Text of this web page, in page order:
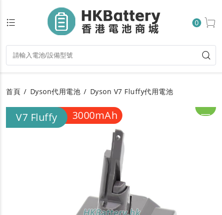
0
首頁 Dyson代用電池 Dyson V7 Fluffy代用電池
V7 Fluffy 3000mAh